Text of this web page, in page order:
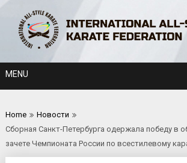
content
MENU
Home
Новости
Сборная Санкт-Петербурга одержала победу в
зачете Чемпионата России по всестилевому